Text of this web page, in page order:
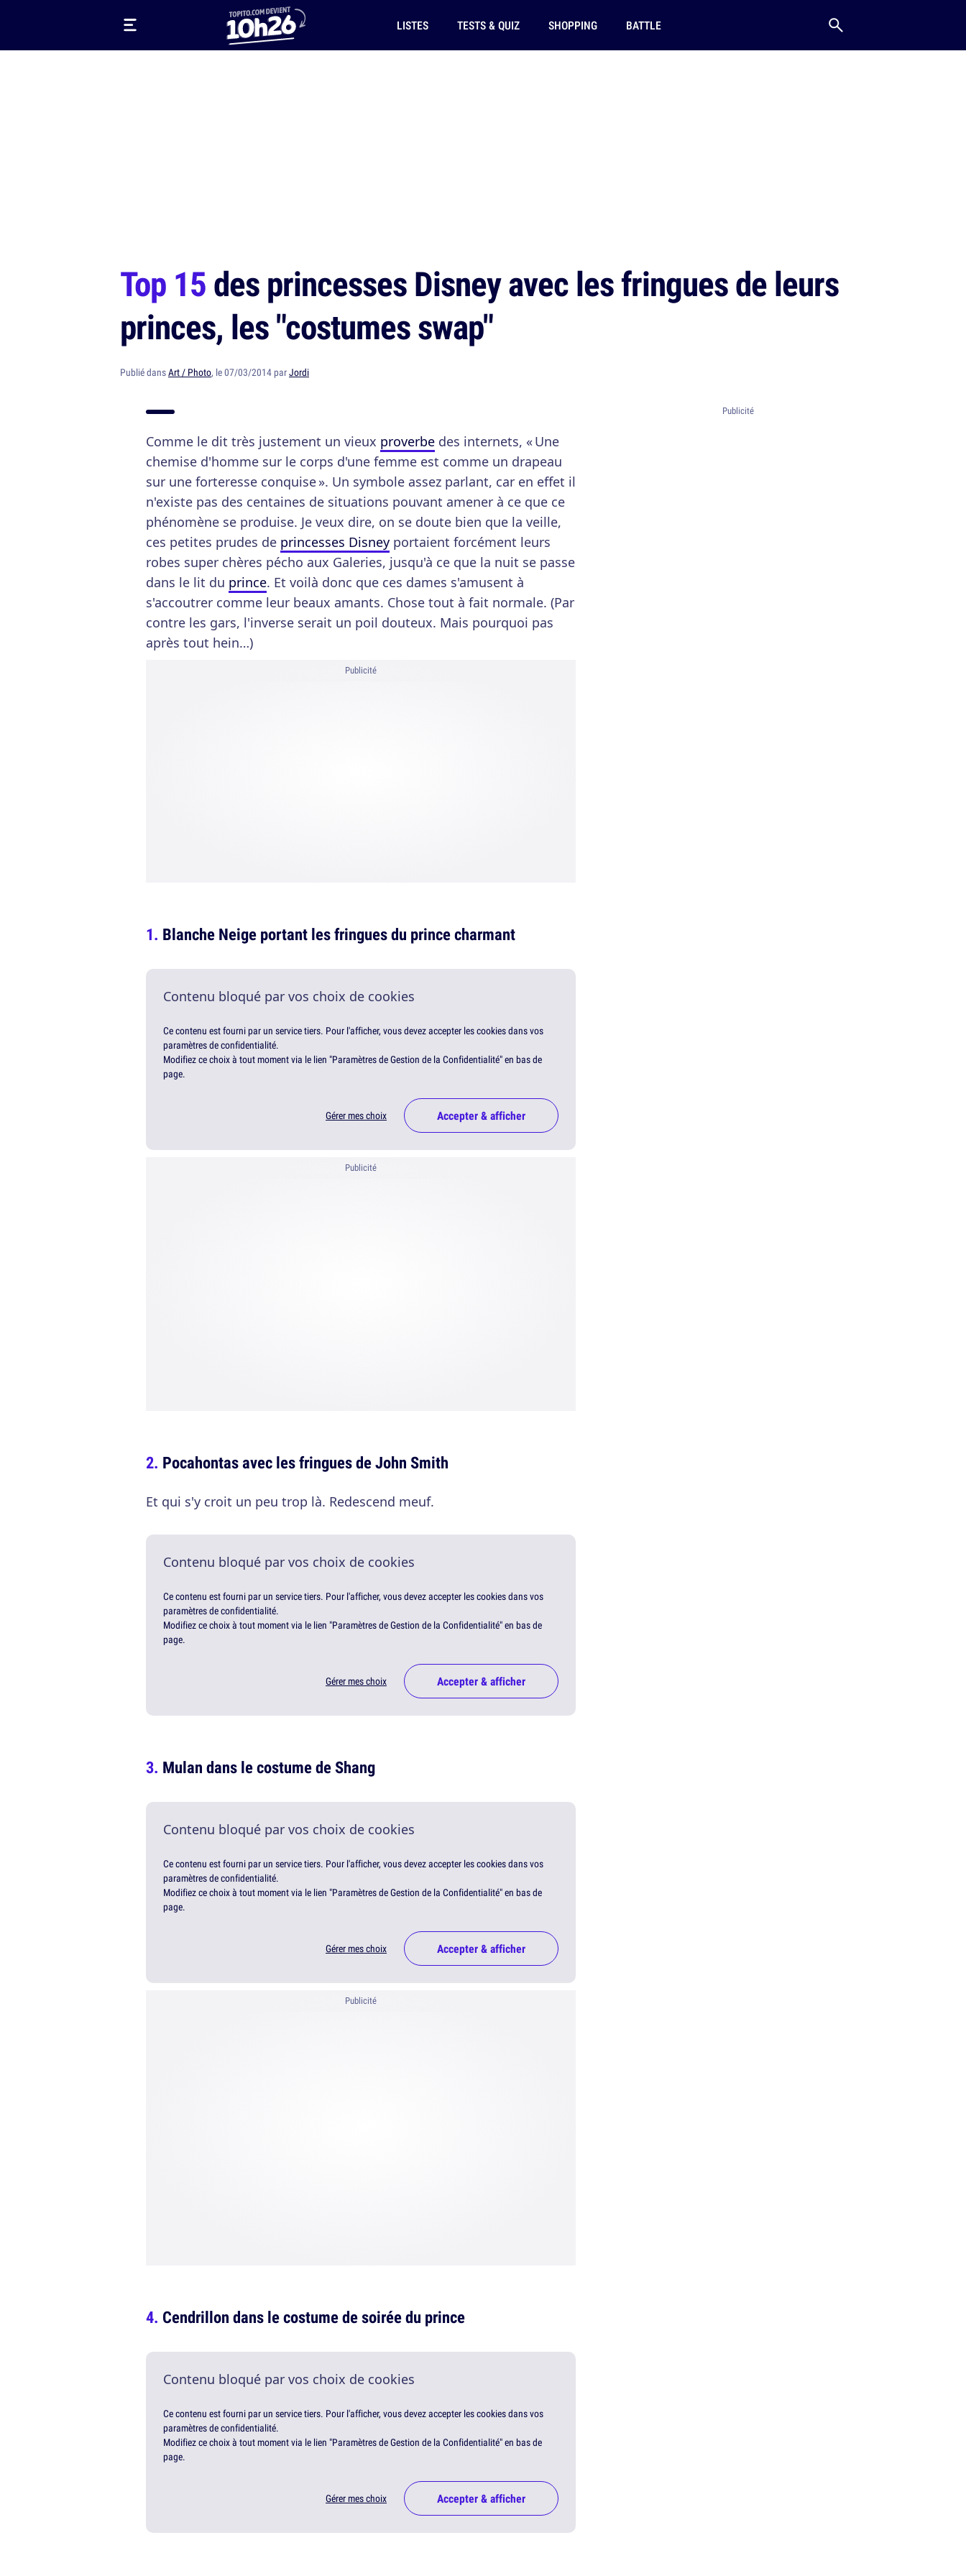
LISTES TESTS & QUIZ SHOPPING BATTLE
Top 15des princesses Disney avec les fringues de leurs
princes, les "costumes swap"
Publié dansArt / Photo, le 07/03/2014 parJordi
Comme le dit très justement un vieux proverbe des internets, « Une
chemise d'homme sur le corps d'une femme est comme un drapeau
sur une forteresse conquise ». Un symbole assez parlant, car en effet il
n'existe pas des centaines de situations pouvant amener à ce que ce
phénomène se produise. Je veux dire, on se doute bien que la veille,
ces petites prudes de princesses Disney portaient forcément leurs
robes super chères pécho aux Galeries, jusqu'à ce que la nuit se passe
dans le lit du prince. Et voilà donc que ces dames s'amusent à
s'accoutrer comme leur beaux amants. Chose tout à fait normale. (Par
contre les gars, l'inverse serait un poil douteux. Mais pourquoi pas
après tout hein…)
Publicité
Blanche Neige portant les fringues du prince charmant
Contenu bloqué par vos choix de cookies
Ce contenu est fourni par un service tiers. Pour l'afficher, vous devez accepter les cookies dans vos
paramètres de confidentialité.
Modifiez ce choix à tout moment via le lien "Paramètres de Gestion de la Confidentialité" en bas de
page.
Gérer mes choix Accepter & afficher
Publicité
Pocahontas avec les fringues de John Smith
Et qui s'y croit un peu trop là. Redescend meuf.
Contenu bloqué par vos choix de cookies
Ce contenu est fourni par un service tiers. Pour l'afficher, vous devez accepter les cookies dans vos
paramètres de confidentialité.
Modifiez ce choix à tout moment via le lien "Paramètres de Gestion de la Confidentialité" en bas de
page.
Gérer mes choix Accepter & afficher
Mulan dans le costume de Shang
Contenu bloqué par vos choix de cookies
Ce contenu est fourni par un service tiers. Pour l'afficher, vous devez accepter les cookies dans vos
paramètres de confidentialité.
Modifiez ce choix à tout moment via le lien "Paramètres de Gestion de la Confidentialité" en bas de
page.
Gérer mes choix Accepter & afficher
Publicité
Cendrillon dans le costume de soirée du prince
Contenu bloqué par vos choix de cookies
Ce contenu est fourni par un service tiers. Pour l'afficher, vous devez accepter les cookies dans vos
paramètres de confidentialité.
Modifiez ce choix à tout moment via le lien "Paramètres de Gestion de la Confidentialité" en bas de
page.
Gérer mes choix Accepter & afficher